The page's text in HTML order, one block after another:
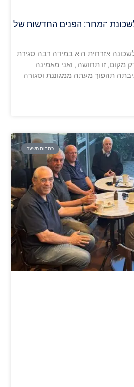
המחר: הפנים החדשות של
אזרחית היא במידה רבה סגירת
מקום, זו תחושה', ואני מאמינה
תהפוך מעתה ממגוננת וסגורה
כתבות השער